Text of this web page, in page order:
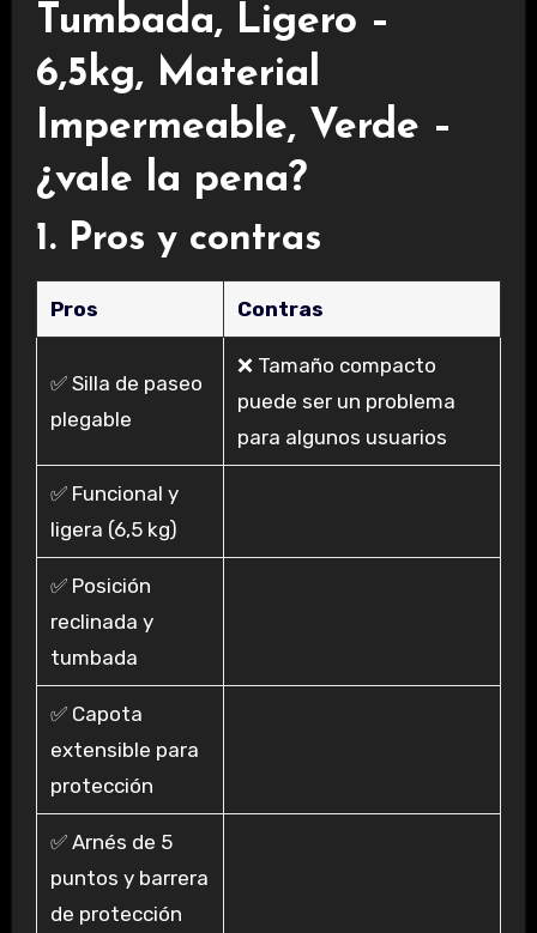
Tumbada, Ligero –
6,5kg, Material
Impermeable, Verde –
¿vale la pena?
1. Pros y contras
Pros Contras
✅ Silla de paseo
plegable
❌ Tamaño compacto
puede ser un problema
para algunos usuarios
✅ Funcional y
ligera (6,5 kg)
✅ Posición
reclinada y
tumbada
✅ Capota
extensible para
protección
✅ Arnés de 5
puntos y barrera
de protección